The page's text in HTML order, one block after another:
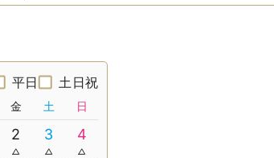
平日 土日祝
金 土 日
2 3 4